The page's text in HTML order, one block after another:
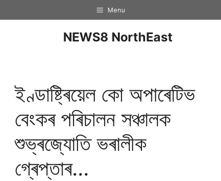
Menu
NEWS8 NorthEast
ইণ্ডাষ্ট্ৰিয়েল কো অপাৰেটিভ
বেংকৰ পৰিচালন সঞ্চালক
শুভ্ৰজ্যোতি ভৰালীক
গ্ৰেপ্তাৰ…